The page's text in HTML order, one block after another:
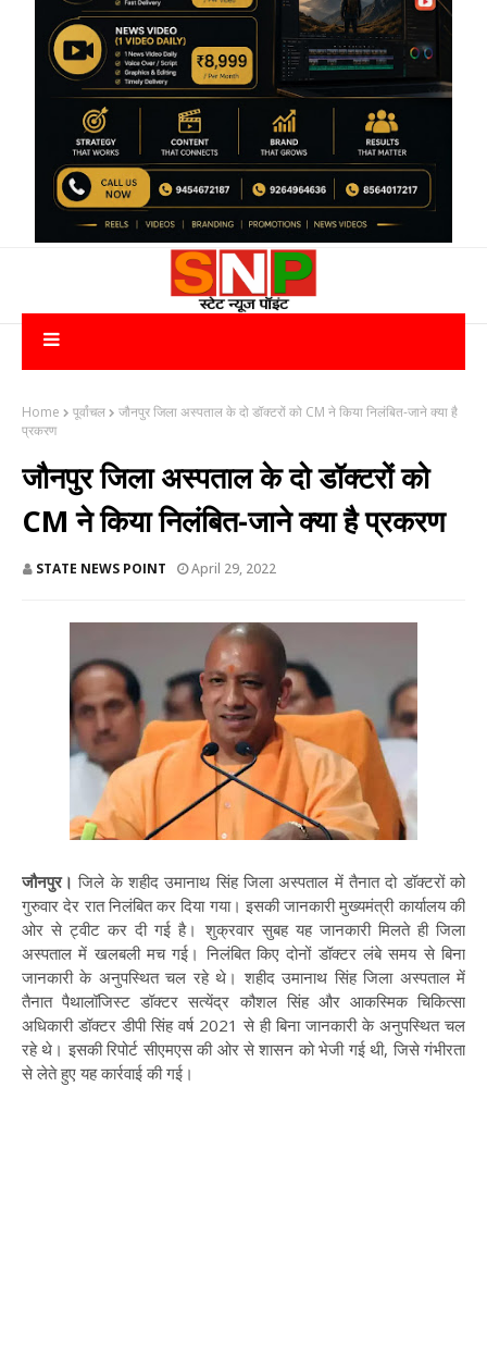
Home पूर्वांचल
जौनपुर जिला अस्पताल के दो डॉक्टरों को CM ने किया निलंबित-जाने क्या है
प्रकरण
जौनपुर जिला अस्पताल के दो डॉक्टरों को
CM ने किया निलंबित-जाने क्या है प्रकरण
STATE NEWS POINT April 29, 2022
जौनपुर। जिले के शहीद उमानाथ सिंह जिला अस्पताल में तैनात दो डॉक्टरों को
गुरुवार देर रात निलंबित कर दिया गया। इसकी जानकारी मुख्यमंत्री कार्यालय की
ओर से ट्वीट कर दी गई है। शुक्रवार सुबह यह जानकारी मिलते ही जिला
अस्पताल में खलबली मच गई। निलंबित किए दोनों डॉक्टर लंबे समय से बिना
जानकारी के अनुपस्थित चल रहे थे। शहीद उमानाथ सिंह जिला अस्पताल में
तैनात पैथालॉजिस्ट डॉक्टर सत्येंद्र कौशल सिंह और आकस्मिक चिकित्सा
अधिकारी डॉक्टर डीपी सिंह वर्ष 2021 से ही बिना जानकारी के अनुपस्थित चल
रहे थे। इसकी रिपोर्ट सीएमएस की ओर से शासन को भेजी गई थी, जिसे गंभीरता
से लेते हुए यह कार्रवाई की गई।